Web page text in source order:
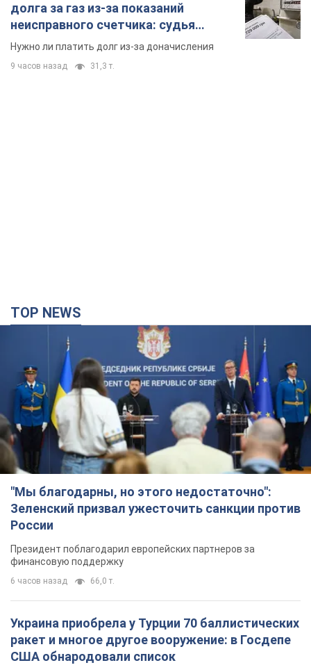
долга за газ из-за показаний
неисправного счетчика: судья
вынес неожиданное решение
Нужно ли платить долг из-за доначисления
9 часов назад 31,3 т.
TOP NEWS
"Мы благодарны, но этого недостаточно":
Зеленский призвал ужесточить санкции против
России
Президент поблагодарил европейских партнеров за
финансовую поддержку
6 часов назад 66,0 т.
Украина приобрела у Турции 70 баллистических
ракет и многое другое вооружение: в Госдепе
США обнародовали список